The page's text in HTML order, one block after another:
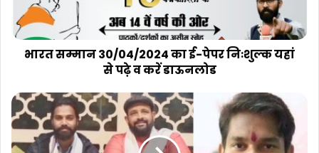
निःशुल्क
यहां
से
डाऊनलोड
भारत सम्मान 30/04/2024 का ई-पेपर निःशुल्क यहां
से पढ़े व करें डाऊनलोड
भारतीय
जनता
मजदूर
संघ